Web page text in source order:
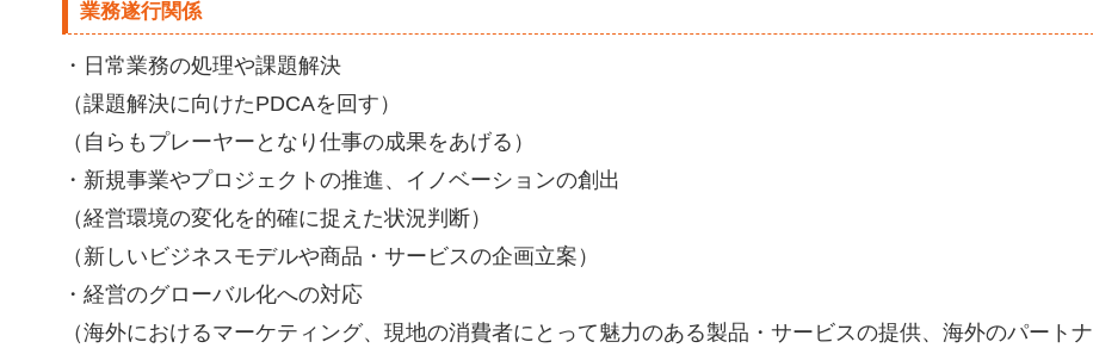
業務遂行関係
・日常業務の処理や課題解決
（課題解決に向けたPDCAを回す）
（自らもプレーヤーとなり仕事の成果をあげる）
・新規事業やプロジェクトの推進、イノベーションの創出
（経営環境の変化を的確に捉えた状況判断）
（新しいビジネスモデルや商品・サービスの企画立案）
・経営のグローバル化への対応
（海外におけるマーケティング、現地の消費者にとって魅力のある製品・サービスの提供、海外のパートナ